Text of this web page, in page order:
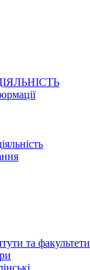
та факультети